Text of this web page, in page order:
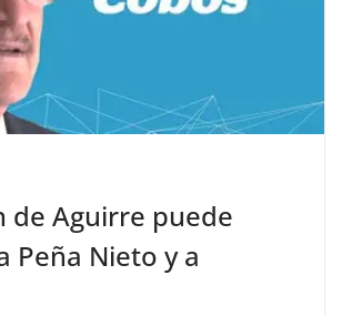
de Aguirre puede
Peña Nieto y a